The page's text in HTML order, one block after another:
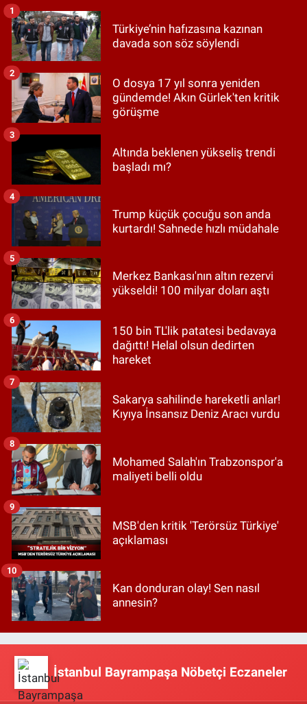
Türkiye’nin hafızasına kazınan
davada son söz söylendi
1
O dosya 17 yıl sonra yeniden
gündemde! Akın Gürlek'ten kritik
görüşme
2
Altında beklenen yükseliş trendi
başladı mı?
3
Trump küçük çocuğu son anda
kurtardı! Sahnede hızlı müdahale
4
Merkez Bankası'nın altın rezervi
yükseldi! 100 milyar doları aştı
5
150 bin TL'lik patatesi bedavaya
dağıttı! Helal olsun dedirten
hareket
6
Sakarya sahilinde hareketli anlar!
Kıyıya İnsansız Deniz Aracı vurdu
7
Mohamed Salah'ın Trabzonspor'a
maliyeti belli oldu
8
MSB'den kritik 'Terörsüz Türkiye'
açıklaması
9
Kan donduran olay! Sen nasıl
annesin?
10
İstanbul Bayrampaşa Nöbetçi Eczaneler